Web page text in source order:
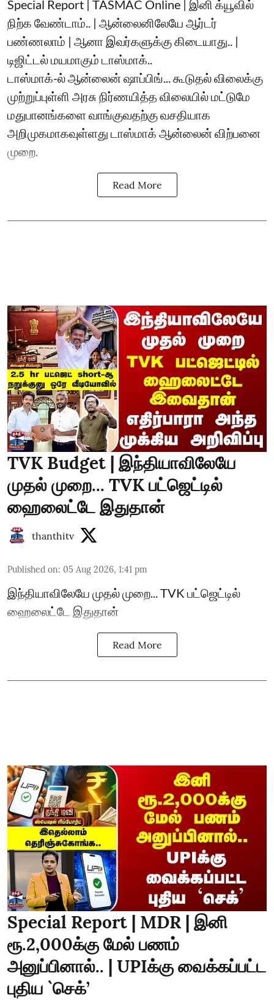
Special Report | TASMAC Online | இனி க்யூவில்
நிற்க வேண்டாம்.. | ஆன்லைனிலேயே ஆர்டர்
பண்ணலாம் | ஆனா இவர்களுக்கு கிடையாது.. |
டிஜிட்டல் மயமாகும் டாஸ்மாக்..
டாஸ்மாக்-ல் ஆன்லைன் ஷாப்பிங்... கூடுதல் விலைக்கு
முற்றுப்புள்ளி அரசு நிர்ணயித்த விலையில் மட்டுமே
மதுபானங்களை வாங்குவதற்கு வசதியாக
அறிமுகமாகவுள்ளது டாஸ்மாக் ஆன்லைன் விற்பனை
முறை.
Read More
TVK Budget | இந்தியாவிலேயே
முதல் முறை... TVK பட்ஜெட்டில்
ஹைலைட்டே இதுதான்
thanthitv
Published on: 05 Aug 2026, 1:41 pm
இந்தியாவிலேயே முதல் முறை... TVK பட்ஜெட்டில்
ஹைலைட்டே இதுதான்
Read More
Special Report | MDR | இனி
ரூ.2,000க்கு மேல் பணம்
அனுப்பினால்.. | UPIக்கு வைக்கப்பட்ட
புதிய `செக்’